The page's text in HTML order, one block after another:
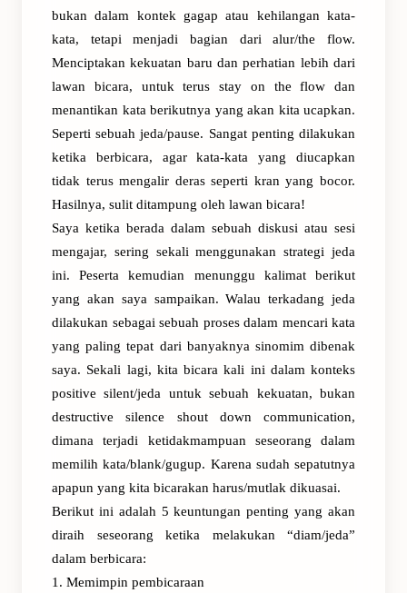
bukan dalam kontek gagap atau kehilangan kata-
kata, tetapi menjadi bagian dari alur/the flow.
Menciptakan kekuatan baru dan perhatian lebih dari
lawan bicara, untuk terus stay on the flow dan
menantikan kata berikutnya yang akan kita ucapkan.
Seperti sebuah jeda/pause. Sangat penting dilakukan
ketika berbicara, agar kata-kata yang diucapkan
tidak terus mengalir deras seperti kran yang bocor.
Hasilnya, sulit ditampung oleh lawan bicara!
Saya ketika berada dalam sebuah diskusi atau sesi
mengajar, sering sekali menggunakan strategi jeda
ini. Peserta kemudian menunggu kalimat berikut
yang akan saya sampaikan. Walau terkadang jeda
dilakukan sebagai sebuah proses dalam mencari kata
yang paling tepat dari banyaknya sinomim dibenak
saya. Sekali lagi, kita bicara kali ini dalam konteks
positive silent/jeda untuk sebuah kekuatan, bukan
destructive silence shout down communication,
dimana terjadi ketidakmampuan seseorang dalam
memilih kata/blank/gugup. Karena sudah sepatutnya
apapun yang kita bicarakan harus/mutlak dikuasai.
Berikut ini adalah 5 keuntungan penting yang akan
diraih seseorang ketika melakukan “diam/jeda”
dalam berbicara:
1. Memimpin pembicaraan